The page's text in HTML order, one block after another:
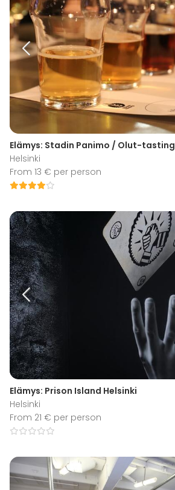
Elämys: Stadin Panimo / Olut-tasting
Helsinki
From 13 € per person
Elämys: Prison Island Helsinki
Helsinki
From 21 € per person